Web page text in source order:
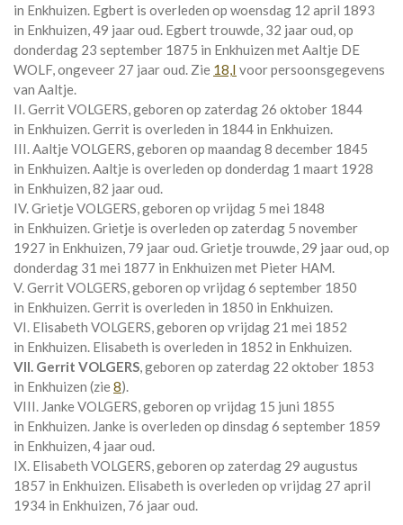
in Enkhuizen . Egbert is overleden op woensdag 12 april 1893
in Enkhuizen , 49 jaar oud. Egbert trouwde, 32 jaar oud, op
donderdag 23 september 1875 in Enkhuizen met Aaltje DE
WOLF, ongeveer 27 jaar oud. Zie 18,I voor persoonsgegevens
van Aaltje.
II. Gerrit VOLGERS, geboren op zaterdag 26 oktober 1844
in Enkhuizen . Gerrit is overleden in 1844 in Enkhuizen
III. Aaltje VOLGERS, geboren op maandag 8 december 1845
in Enkhuizen . Aaltje is overleden op donderdag 1 maart 1928
in Enkhuizen , 82 jaar oud.
IV. Grietje VOLGERS, geboren op vrijdag 5 mei 1848
in Enkhuizen . Grietje is overleden op zaterdag 5 november
1927 in Enkhuizen , 79 jaar oud. Grietje trouwde, 29 jaar oud, op
donderdag 31 mei 1877 in Enkhuizen met Pieter HAM
V. Gerrit VOLGERS, geboren op vrijdag 6 september 1850
in Enkhuizen . Gerrit is overleden in 1850 in Enkhuizen
VI. Elisabeth VOLGERS, geboren op vrijdag 21 mei 1852
in Enkhuizen . Elisabeth is overleden in 1852 in Enkhuizen
VII. Gerrit VOLGERS , geboren op zaterdag 22 oktober 1853
in Enkhuizen (zie8).
VIII. Janke VOLGERS, geboren op vrijdag 15 juni 1855
in Enkhuizen . Janke is overleden op dinsdag 6 september 1859
in Enkhuizen , 4 jaar oud.
IX. Elisabeth VOLGERS, geboren op zaterdag 29 augustus
1857 in Enkhuizen . Elisabeth is overleden op vrijdag 27 april
1934 in Enkhuizen , 76 jaar oud.